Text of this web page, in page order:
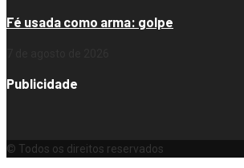
Fé usada como arma: golpe
Publicidade
© Todos os direitos reservados